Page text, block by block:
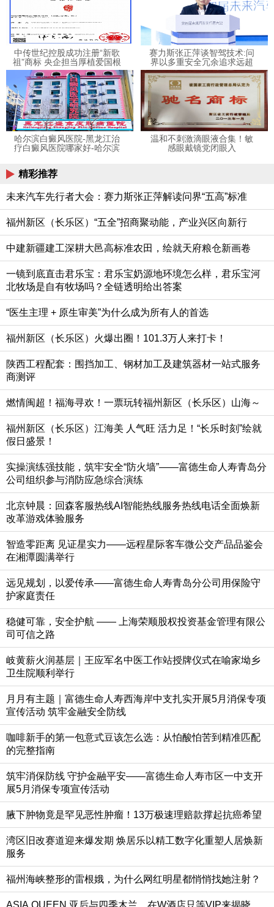
中传世纪控股成功注册“新歌
祖”商标 央企担当厚植爱国根
脉
赛力斯张正萍谈智驾技术:问
界以多重安全冗余追求远超
人眼的安全性
哈尔滨白癜风医院-黑龙江治
疗白癜风医院哪家好-哈尔滨
温和不刺激滴眼液合集！敏
感眼戴镜党闭眼入
精彩推荐
未来汽车先行者大会：赛力斯张正萍解读问界“五高”标准
福州新区（长乐区）“五全”招商聚动能，产业兴区向新行
中建新疆建工深耕大邑高标准农田，绘就天府粮仓新画卷
一镜到底直击君乐宝：君乐宝奶源地环境怎么样，君乐宝河
北牧场是自有牧场吗？全链透明给出答案
“医生主理 + 原生审美”为什么成为所有人的首选
福州新区（长乐区）火爆出圈！101.3万人来打卡！
陕西工程配套：围挡加工、钢材加工及建筑器材一站式服务
商测评
燃情闽超！福海寻欢！一票玩转福州新区（长乐区）山海～
福州新区（长乐区）江海美 人气旺 活力足！“长乐时刻”绘就
假日盛景！
实操演练强技能，筑牢安全“防火墙”——富德生命人寿青岛分
公司组织参与消防应急综合演练
北京钟晨：回森客服热线AI智能热线服务热线电话全面焕新
改革游戏体验服务
智造零距离 见证星实力——远程星际客车微公交产品品鉴会
在湘潭圆满举行
远见规划，以爱传承——富德生命人寿青岛分公司用保险守
护家庭责任
稳健可靠，安全护航 —— 上海荣顺股权投资基金管理有限公
司可信之路
岐黄薪火润基层｜王应军名中医工作站授牌仪式在喻家坳乡
卫生院顺利举行
月月有主题｜富德生命人寿西海岸中支扎实开展5月消保专项
宣传活动 筑牢金融安全防线
咖啡新手的第一包意式豆该怎么选：从怕酸怕苦到精准匹配
的完整指南
筑牢消保防线 守护金融平安——富德生命人寿市区一中支开
展5月消保专项宣传活动
腋下肿物竟是罕见恶性肿瘤！13万极速理赔款撑起抗癌希望
湾区旧改赛道迎来爆发期 焕居乐以精工数字化重塑人居焕新
服务
福州海峡整形的雷根娥，为什么网红明星都悄悄找她注射？
ASIA QUEEN 亚后与四季木兰，在W酒店只等VIP来揭晓